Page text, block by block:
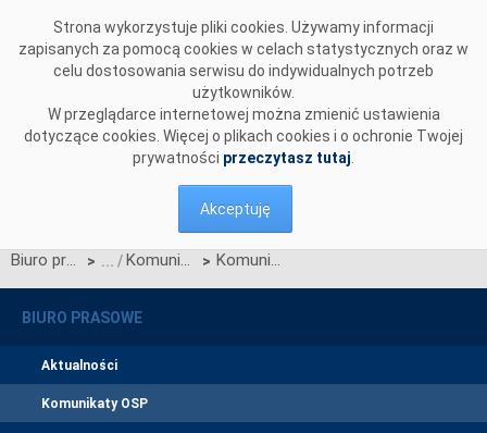
Strona wykorzystuje pliki cookies. Używamy informacji
zapisanych za pomocą cookies w celach statystycznych oraz w
celu dostosowania serwisu do indywidualnych potrzeb
użytkowników.
W przeglądarce internetowej można zmienić ustawienia
dotyczące cookies. Więcej o plikach cookies i o ochronie Twojej
prywatności przeczytasz tutaj
Akceptuję
Biuro prasowe > Komunikaty OSP > Komunikat OSP dotyczący Karty aktualizacji nr B/5/2008 IRiESP - Bilansowanie systemu i zarządzanie ograniczeniami systemowymi
BIURO PRASOWE
Aktualności
Komunikaty OSP